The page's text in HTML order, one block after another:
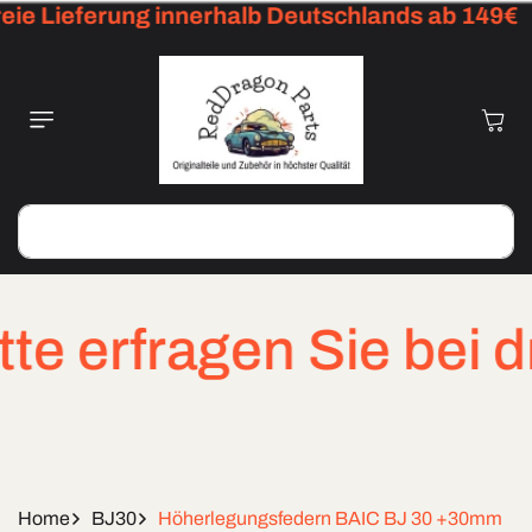
Skip To
Lieferung innerhalb Deutschlands ab 149€
Cart
Sie bei
Home BJ30
Höherlegungsfedern BAIC BJ 30 +30mm